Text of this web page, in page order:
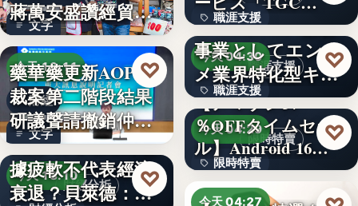
文字
蔣萬安盛讚經貿公
益打…
今天 18:11
財經
文字
藥華藥更新AOP仲
裁案第二階段結果
研議聲請撤銷仲裁
判斷
♡
財經分析
今天 18:10
美國7月非農就業數
據疲軟不代表經濟
衰退？貝萊德：AI
♡
職涯支援
330,000
職涯支援
今天 04:30
職涯支援
文字
W TOKYO、新規
事業としてエンタ
メ業界特化型キャ
リア…
♡
限時特賣
今天 04:29
限時特賣
15,800円
【アマゾン37
％OFFタイムセー
ル】Android 16…
♡
今天 04:27